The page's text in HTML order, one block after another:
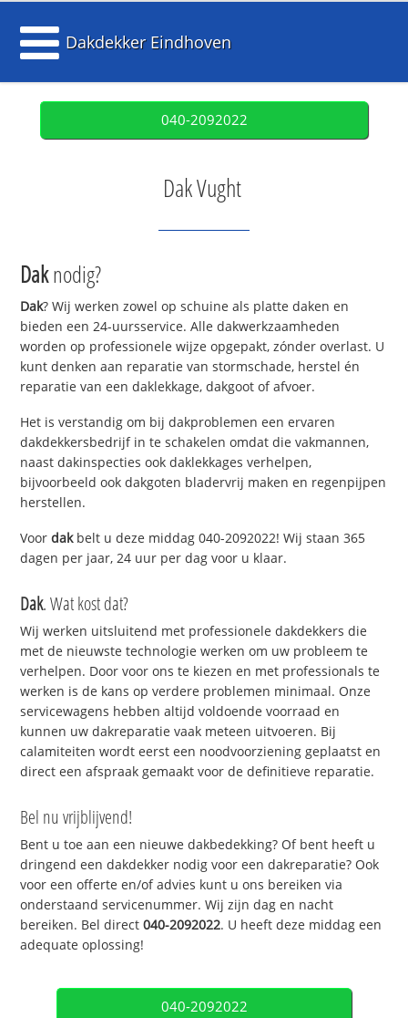
Dakdekker Eindhoven
040-2092022
Dak Vught
Daknodig?
Dak? Wij werken zowel op schuine als platte daken en
bieden een 24-uursservice. Alle dakwerkzaamheden
worden op professionele wijze opgepakt, zónder overlast. U
kunt denken aan reparatie van stormschade, herstel én
reparatie van een daklekkage, dakgoot of afvoer.
Het is verstandig om bij dakproblemen een ervaren
dakdekkersbedrijf in te schakelen omdat die vakmannen,
naast dakinspecties ook daklekkages verhelpen,
bijvoorbeeld ook dakgoten bladervrij maken en regenpijpen
herstellen.
Voordakbelt u deze middag 040-2092022! Wij staan 365
dagen per jaar, 24 uur per dag voor u klaar.
Dak. Wat kost dat?
Wij werken uitsluitend met professionele dakdekkers die
met de nieuwste technologie werken om uw probleem te
verhelpen. Door voor ons te kiezen en met professionals te
werken is de kans op verdere problemen minimaal. Onze
servicewagens hebben altijd voldoende voorraad en
kunnen uw dakreparatie vaak meteen uitvoeren. Bij
calamiteiten wordt eerst een noodvoorziening geplaatst en
direct een afspraak gemaakt voor de definitieve reparatie.
Bel nu vrijblijvend!
Bent u toe aan een nieuwe dakbedekking? Of bent heeft u
dringend een dakdekker nodig voor een dakreparatie? Ook
voor een offerte en/of advies kunt u ons bereiken via
onderstaand servicenummer. Wij zijn dag en nacht
bereiken. Bel direct040-2092022. U heeft deze middag een
adequate oplossing!
040-2092022